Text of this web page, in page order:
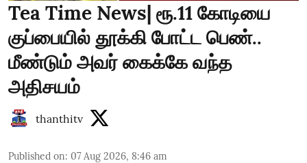
Tea Time News| ரூ.11 கோடியை
குப்பையில் தூக்கி போட்ட பெண்..
மீண்டும் அவர் கைக்கே வந்த
அதிசயம்
thanthitv
Published on: 07 Aug 2026, 8:46 am